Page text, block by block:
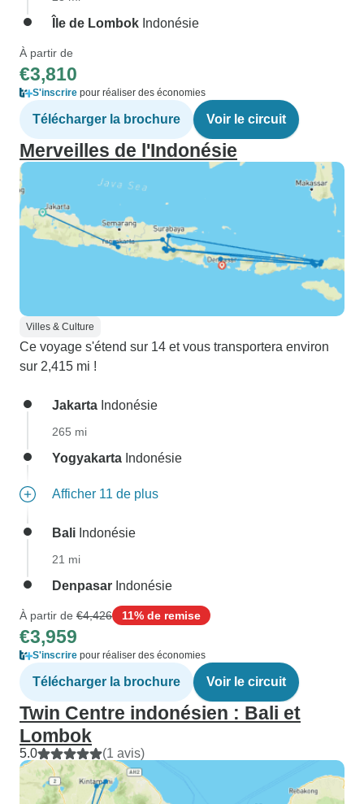
Île de Lombok Indonésie
À partir de
€3,810
S'inscrire pour réaliser des économies
Télécharger la brochure Voir le circuit
Merveilles de l'Indonésie
Villes & Culture
Ce voyage s'étend sur 14 et vous transportera environ
sur 2,415 mi !
Jakarta Indonésie
265 mi
Yogyakarta Indonésie
Afficher 11 de plus
Bali Indonésie
21 mi
Denpasar Indonésie
À partir de €4,426 11% de remise
€3,959
S'inscrire pour réaliser des économies
Télécharger la brochure Voir le circuit
Twin Centre indonésien : Bali et
Lombok
5.0 (1 avis)